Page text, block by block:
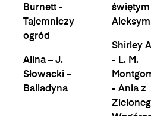
Burnett -
Tajemniczy
ogród
Alina – J.
Słowacki –
Balladyna
świętym
Aleksym
Shirley
- L. M.
- Ania z